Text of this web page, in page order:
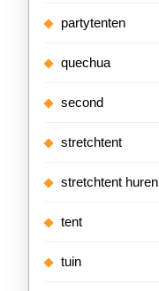
partytenten
quechua
second
stretchtent
stretchtent huren
tent
tuin